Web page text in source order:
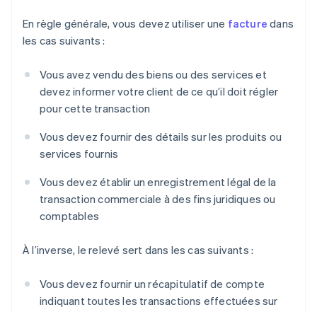
En règle générale, vous devez utiliser une facture dans
les cas suivants :
Vous avez vendu des biens ou des services et
devez informer votre client de ce qu’il doit régler
pour cette transaction
Vous devez fournir des détails sur les produits ou
services fournis
Vous devez établir un enregistrement légal de la
transaction commerciale à des fins juridiques ou
comptables
À l’inverse, le relevé sert dans les cas suivants :
Vous devez fournir un récapitulatif de compte
indiquant toutes les transactions effectuées sur